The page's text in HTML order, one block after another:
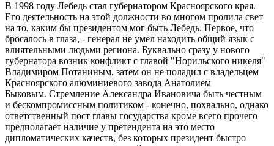
В 1998 году Лебедь стал губернатором Красноярского края.
Его деятельность на этой должности во многом пролила свет
на то, каким бы президентом мог быть Лебедь. Первое, что
бросалось в глаза, - генерал не умел находить общий язык с
влиятельными людьми региона. Буквально сразу у нового
губернатора возник конфликт с главой "Норильского никеля"
Владимиром Потаниным, затем он не поладил с владельцем
Красноярского алюминиевого завода Анатолием
Быковым. Стремление Александра Ивановича быть честным
и бескомпромиссным политиком - конечно, похвально, однако
ответственный пост главы государства кроме всего прочего
предполагает наличие у претендента на это место
дипломатических качеств, без которых президент быстро